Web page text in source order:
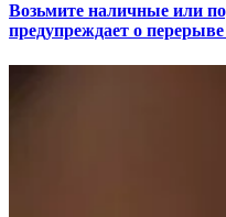
Возьмите наличные или
предупреждает о